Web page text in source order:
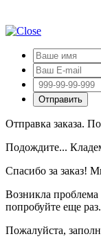
Отправка заказа.
Подождите...
Спасибо за заказ!
Возникла проблема
попробуйте еще раз.
Пожалуйста,